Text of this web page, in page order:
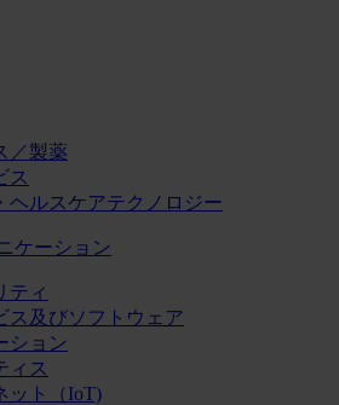
／製薬
ス
ヘルスケアテクノロジー
ケーション
ティ
ス及びソフトウェア
ション
ィス
ット（IoT)